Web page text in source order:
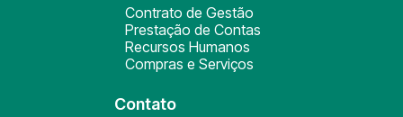
Contrato de Gestão
Prestação de Contas
Recursos Humanos
Compras e Serviços
Contato